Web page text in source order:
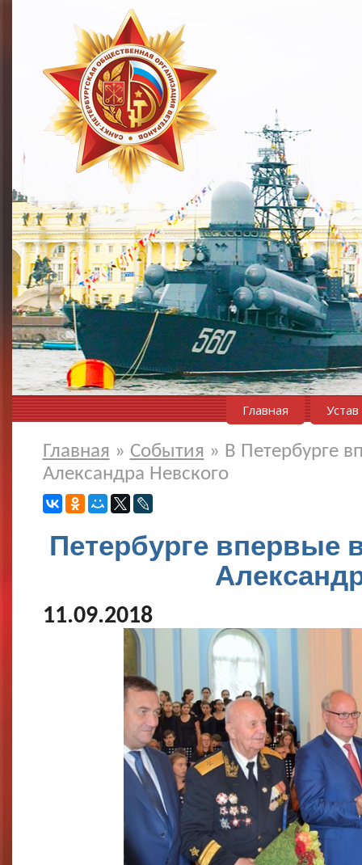
Главная Устав
Главная » События » В Петербурге
Александра Невского
Петербурге
11.09.2018